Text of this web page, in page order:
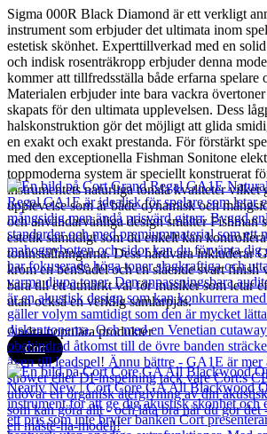
Sigma 000R Black Diamond är ett verkligt
instrument som erbjuder det ultimata inom
estetisk skönhet. Experttillverkad med en
och indisk rosenträkropp erbjuder denna
kommer att tillfredsställa både erfarna spelare
Materialen erbjuder inte bara vackra
skapats för den ultimata upplevelsen. Dess
halskonstruktion gör det möjligt att glida
en exakt och exakt prestanda. För förstärkt
med den exceptionella Fishman Sonitone
toppmoderna system är speciellt konstruerat
instrumentets naturliga tonala kvaliteter vilket
upplevelse som är både dynamisk och
och användarvänliga design smälter Fishman
estetik samtidigt som du enkelt kan
toninställningarna. Dess hårdvara inkluderar
krom en benSadel och en slående svart finish
bara till ett utmärkt val för musiker som letar
utan också en verklig samlarpjäs.
Andra populära produkter
Cort